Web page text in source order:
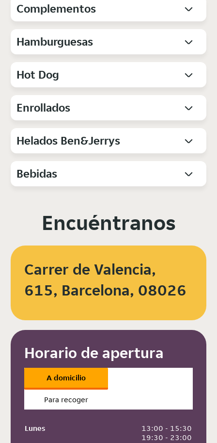
Complementos
Hamburguesas
Hot Dog
Enrollados
Helados Ben&Jerrys
Bebidas
Encuéntranos
Carrer de Valencia,
615, Barcelona, 08026
Horario de apertura
A domicilio
Para recoger
Lunes
13:00 - 15:30
19:30 - 23:00